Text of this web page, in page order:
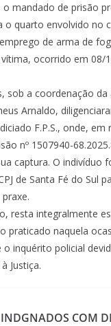
mandado de prisão
o quarto envolvido no
de arma de
ocorrido em 08/
sob a coordenação da
Arnaldo,
F.P.S., onde, em
nº 1507940-
captura. O indivíduo
de Santa Fé do Sul
resta integralmente
praticado naquela
inquérito policial
Justiça.
INDGNADOS COM